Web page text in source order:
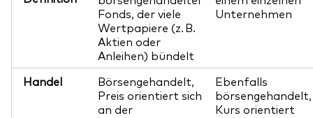
Fonds, der viele
Wertpapiere (z. B.
Aktien oder
Anleihen) bündelt
Unternehmen
Handel
Börsengehandelt,
Preis orientiert sich
an der
Ebenfalls
börsengehandelt,
Kurs orientiert